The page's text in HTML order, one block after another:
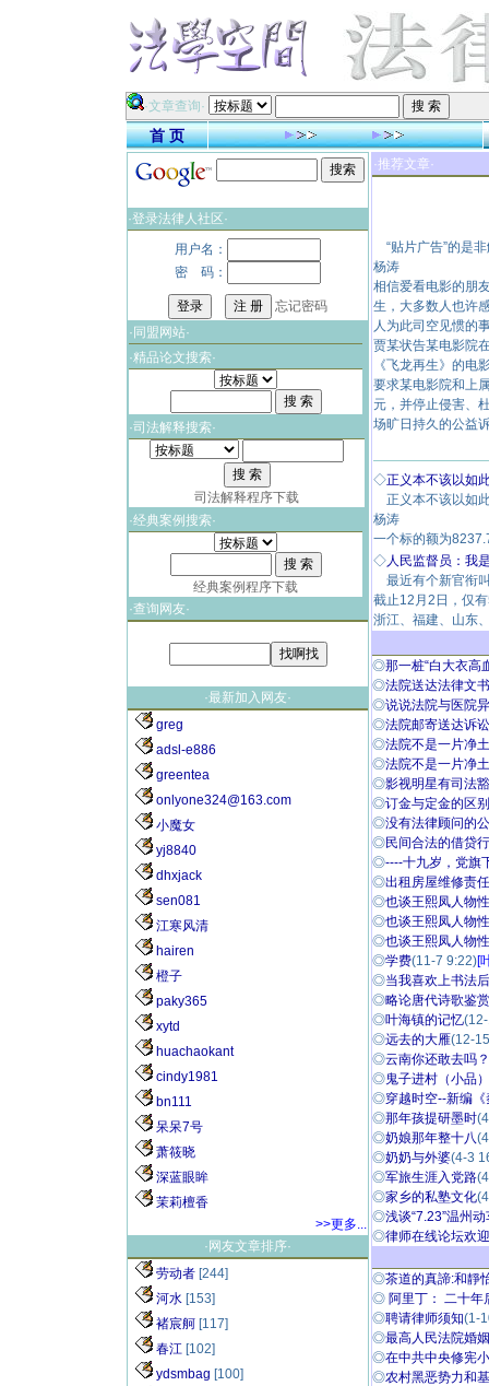
·文章查询·
首 页
·登录法律人社区·
用户名：
密 码：
忘记密码
·同盟网站·
·精品论文搜索·
·司法解释搜索·
司法解释程序下载
·经典案例搜索·
经典案例程序下载
·查询网友·
·最新加入网友·
greg
adsl-e886
greentea
onlyone324@163.com
小魔女
yj8840
dhxjack
sen081
江寒风清
hairen
橙子
paky365
xytd
huachaokant
cindy1981
bn111
呆呆7号
萧筱晓
深蓝眼眸
茉莉檀香
>>更多...
·网友文章排序·
劳动者 [244]
河水 [153]
褚宸舸 [117]
春江 [102]
ydsmbag [100]
·推荐文章·
“贴片广告”的是
杨涛
相信爱看电影的朋
生，大多数人也许
人为此司空见惯的
贾某状告某电影院
《飞龙再生》的电
要求某电影院和上
元，并停止侵害、
场旷日持久的公益
◇正义本不该以如
正义本不该以如
杨涛
一个标的额为
◇人民监督员：我
最近有个新官衔
截止12月2日，仅
浙江、福建、山东
◎那一桩“白大衣高
◎法院送达法律文
◎说说法院与医院
◎法院邮寄送达诉
◎法院不是一片净土
◎法院不是一片净土
◎影视明星有司法
◎订金与定金的区
◎没有法律顾问的
◎民间合法的借贷
◎----十九岁，党旗
◎出租房屋维修责
◎也谈王熙凤人物
◎也谈王熙凤人物
◎也谈王熙凤人物
◎学费(11-7 9:22)[
◎当我喜欢上书法后
◎略论唐代诗歌鉴
◎叶海镇的记忆
◎远去的大雁(12-
◎云南你还敢去吗？
◎鬼子进村（小品）
◎穿越时空--新编《
◎那年孩提研墨时
◎奶娘那年整十八
◎奶奶与外婆(4-3
◎军旅生涯入党路
◎家乡的私塾文化
◎浅谈“7.23”温州
◎律师在线论坛欢
◎茶道的真諦:和靜
◎ 阿里丁： 二十年
◎聘请律师须知(1-
◎最高人民法院婚
◎在中共中央修宪
◎农村黑恶势力和